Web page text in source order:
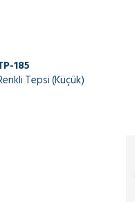
185
Tepsi (Küçük)